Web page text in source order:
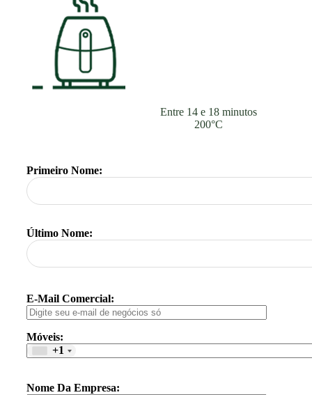
Entre 14 e 18 minutos
200°C
Primeiro Nome:
Último Nome:
E-Mail Comercial:
Móveis:
+1
Nome Da Empresa: